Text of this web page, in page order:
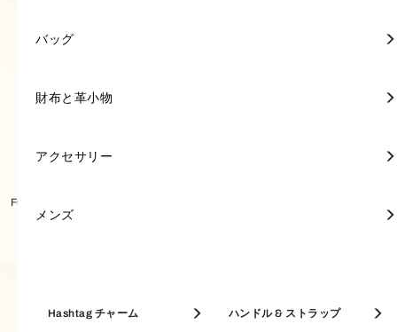
バッグ
財布と革小物
アクセサリー
メンズ
バッグ
アクセサリー
ミニバッグ
トップハンドル
ショルダーバッグ
ホーボーバッグ
ミニ財布
長財布
名刺入れ
キーケース
キーリング
ジュエリー＆ウォッチ
サングラス
FURLA POPPY
FURLA PRIMROSE
アクセサリー
ウィメンズ 新着
トートバッグ
ショルダーバッグ
クロスボディバッグ
バケットバッグ
FURLA 1927
FURLA GIOVE
FURLA NUVOLA
FURLA GOCCIA
FURLA IRIDE
ミニ財布
長財布
名刺入れ
キーケース
ミニ財布
名刺入れ & カードケース コインケース
キーリング
ジュエリー＆ウォッチ
サングラス
フレグランス
スカーフ & マフラー
Hashtag チャーム ハンドル & ストラップ
トートバッグ
クロスボディバッグ
A4対応バッグ
ポーチ＆ケース
キーリング
アクセサリー
バッグ
財布と革小物
アクセサリー
メンズ
Furla Primrose トートバッグ MINI